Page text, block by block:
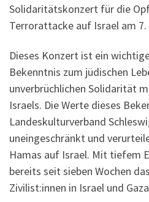
Solidaritätskonzert für die
Terrorattacke auf Israel am
Dieses Konzert ist ein
Bekenntnis zum jüdischen
unverbrüchlichen Solidarität
Israels. Die Werte dieses
Landeskulturverband
uneingeschränkt und
Hamas auf Israel. Mit tiefem
bereits seit sieben Wochen
Zivilist:innen in Israel und